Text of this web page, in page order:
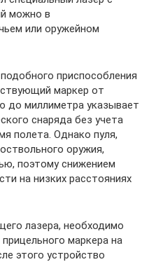
можно в
или оружейном
приспособления
маркер от
до миллиметра указывает
снаряда без учета
полета. Однако пуля,
оружия,
поэтому снижением
на низких расстояниях
лазера, необходимо
маркера на
этого устройство